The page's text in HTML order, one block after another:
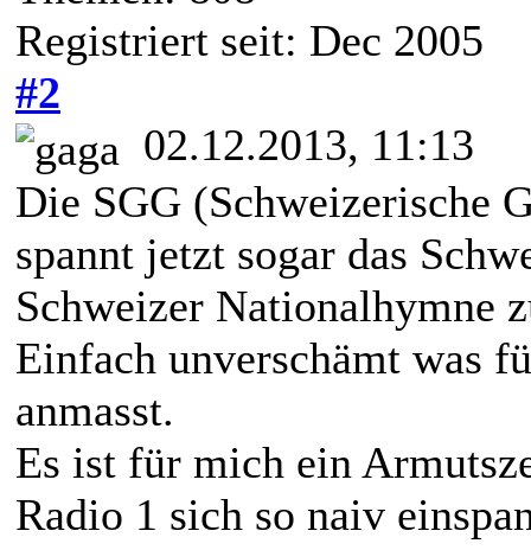
Registriert seit: Dec 2005
#2
02.12.2013, 11:13
Die SGG (Schweizerische
spannt jetzt sogar das
Schweizer Nationalhymne
Einfach unverschämt was
anmasst.
Es ist für mich ein
Radio 1 sich so naiv